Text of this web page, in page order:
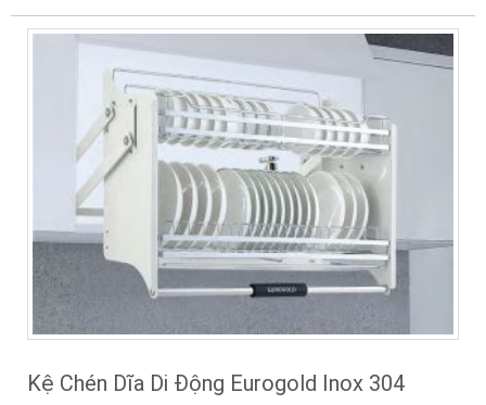
Kệ Chén Dĩa Di Động Eurogold Inox 304